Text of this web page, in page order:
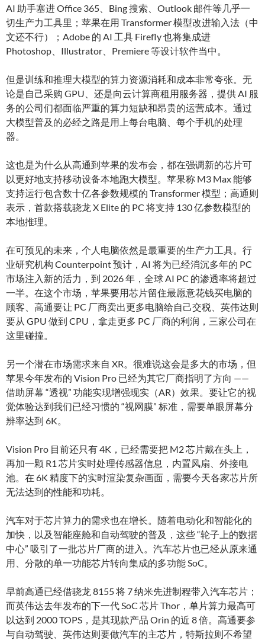
AI 助手塞进 Office 365、Bing 搜索、Outlook 邮件等几乎一
切生产力工具里；苹果在用 Transformer 模型改进输入法（中
文还不行）；Adobe 的 AI 工具 Firefly 也将集成进
Photoshop、Illustrator、Premiere 等设计软件当中。
但是训练和推理大模型的算力资源消耗和成本非常夸张。无
论是自己采购 GPU、还是向云计算商租用服务器，提供 AI 服
务的公司们都面临严重的算力短缺和昂贵的运营成本。通过
大模型普及的必经之路是用上每台电脑、每个手机的处理
器。
这也是为什么从高通到苹果的发布会，都在强调新的芯片可
以更好地支持移动设备本地跑大模型。苹果称 M3 Max 能够
支持运行包含数十亿各参数规模的 Transformer 模型；高通则
表示，首款搭载骁龙 X Elite 的 PC 将支持 130 亿参数模型的
本地推理。
在可预见的未来，个人电脑依然是最重要的生产力工具。行
业研究机构 Counterpoint 预计，AI 将为已经消沉多年的 PC
市场注入新的活力，到 2026 年，全球 AI PC 的渗透率将超过
一半。在这个市场，苹果要用芯片留住最愿意花钱买电脑的
顾客、高通要让 PC 厂商卖出更多电脑给自己交税、英伟达则
要从 GPU 做到 CPU，拿走更多 PC 厂商的利润，三家公司在
这里碰撞。
另一个潜在市场需求来自 XR。很难说这会是多大的市场，但
苹果今年发布的 Vision Pro 已经为其它厂商指明了方向 ——
借助屏幕 “透视” 功能实现增强现实（AR）效果。要让它的视
觉体验达到我们已经习惯的 “视网膜” 标准，需要单眼屏幕分
辨率达到 6K。
Vision Pro 目前还只有 4K，已经需要把 M2 芯片戴在头上，
再加一颗 R1 芯片实时处理传感器信息，内置风扇、外接电
池。在 6K 精度下的实时渲染复杂画面，需要今天各家芯片所
无法达到的性能和功耗。
汽车对于芯片算力的需求也在增长。随着电动化和智能化的
加快，以及智能座舱和自动驾驶的普及，这些 “轮子上的数据
中心” 吸引了一批芯片厂商的进入。汽车芯片也已经从原来通
用、分散的单一功能芯片转向集成的多功能 SoC。
早前高通已经借骁龙 8155 将 7 纳米先进制程带入汽车芯片；
而英伟达去年发布的下一代 SoC 芯片 Thor，单片算力最高可
以达到 2000 TOPS，是其现款产品 Orin 的近 8 倍。高通要参
与自动驾驶、英伟达则要做汽车的主芯片，特斯拉则不希望